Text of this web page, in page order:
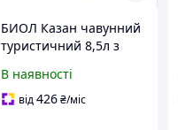
БИОЛ Казан чавунний
туристичний 8,5л з
08KC
В наявності
від426₴/міс